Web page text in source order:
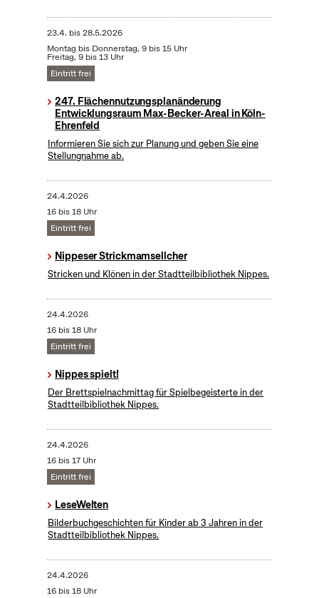
23.4. bis28.5.2026
Montag bis Donnerstag, 9 bis 15 Uhr
Freitag, 9 bis 13 Uhr
Eintritt frei
247. Flächennutzungsplanänderung
Entwicklungsraum Max-Becker-Areal in Köln-
Ehrenfeld
Informieren Sie sich zur Planung und geben Sie eine
Stellungnahme ab.
24.4.2026
16 bis 18 Uhr
Eintritt frei
Nippeser Strickmamsellcher
Stricken und Klönen in der Stadtteilbibliothek Nippes.
24.4.2026
16 bis 18 Uhr
Eintritt frei
Nippes spielt!
Der Brettspielnachmittag für Spielbegeisterte in der
Stadtteilbibliothek Nippes.
24.4.2026
16 bis 17 Uhr
Eintritt frei
LeseWelten
Bilderbuchgeschichten für Kinder ab 3 Jahren in der
Stadtteilbibliothek Nippes.
24.4.2026
16 bis 18 Uhr